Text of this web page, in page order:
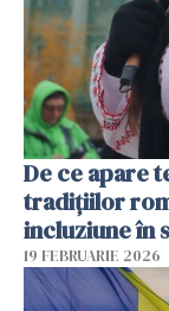
De ce apare
tradițiilor
incluziune în
19 FEBRUARIE 2026